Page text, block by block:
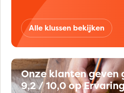
Alle klussen bekijken
Onze klanten geven
9,2 / 10,0 op